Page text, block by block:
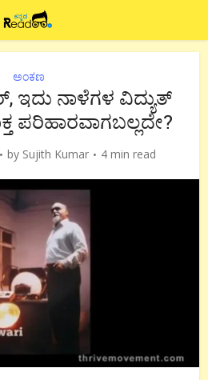
ಅಂಕಣ
ಇದು ನಾಳೆಗಳ ವಿದ್ಯುತ್
ಪರಿಹಾರವಾಗಬಲ್ಲದೇ?
by Sujith Kumar 4 min read